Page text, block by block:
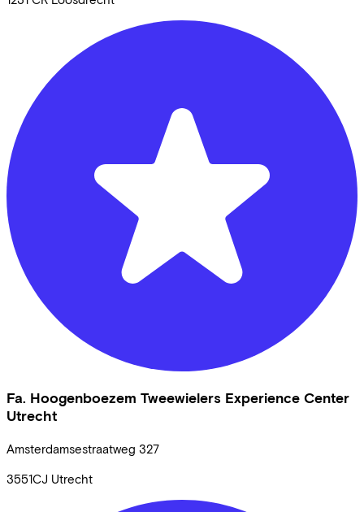
Fa. Hoogenboezem Tweewielers Experience Center
Utrecht
Amsterdamsestraatweg 327
3551CJ Utrecht